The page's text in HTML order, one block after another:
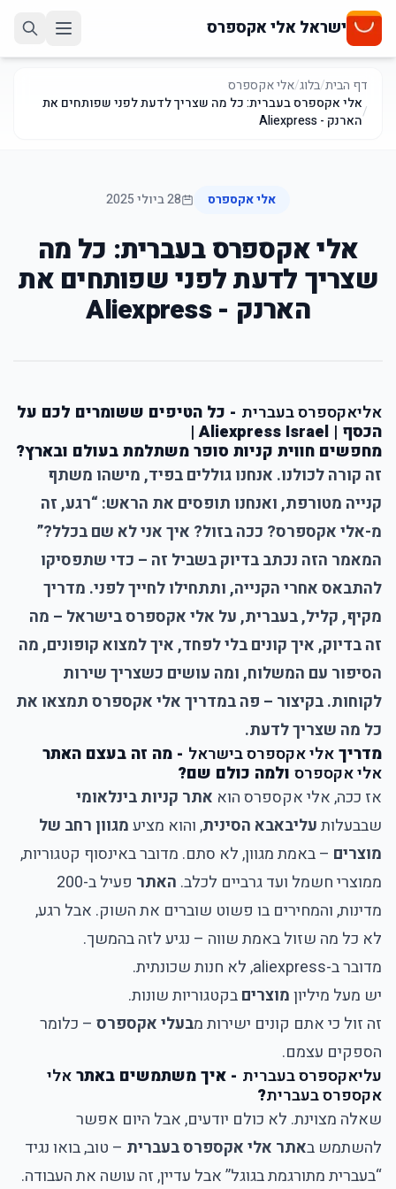
ישראל אלי אקספרס
דף הבית/בלוג/אלי אקספרס
/אלי אקספרס בעברית: כל מה שצריך לדעת לפני שפותחים את
הארנק - Aliexpress
אלי אקספרס 28 ביולי 2025
אלי אקספרס בעברית: כל מה
שצריך לדעת לפני שפותחים את
הארנק - Aliexpress
אליאקספרס בעברית - כל הטיפים ששומרים לכם על
הכסף | Aliexpress Israel |
מחפשים חווית קניות סופר משתלמת בעולם ובארץ?
זה קורה לכולנו. אנחנו גוללים בפיד, מישהו משתף
קנייה מטורפת, ואנחנו תופסים את הראש: “רגע, זה
מ-אלי אקספרס? ככה בזול? איך אני לא שם בכלל?”
המאמר הזה נכתב בדיוק בשביל זה – כדי שתפסיקו
להתבאס אחרי הקנייה, ותתחילו לחייך לפני. מדריך
מקיף, קליל, בעברית, על אלי אקספרס בישראל – מה
זה בדיוק, איך קונים בלי לפחד, איך למצוא קופונים, מה
הסיפור עם המשלוח, ומה עושים כשצריך שירות
לקוחות. בקיצור – פה במדריך אלי אקספרס תמצאו את
כל מה שצריך לדעת.
מדריךאלי אקספרס בישראל - מה זה בעצם האתר
אלי אקספרס ולמה כולם שם?
אז ככה,אלי אקספרסהוא אתר קניות בינלאומי
שבבעלותעליבאבא הסינית, והוא מציעמגוון רחב של
מוצרים – באמת מגוון, לא סתם. מדובר באינסוף קטגוריות,
ממוצרי חשמל ועד גרביים לכלב. האתר
פעיל ב-200
מדינות, והמחירים בו פשוט שוברים את השוק. אבל רגע,
לא כל מה שזול באמת שווה – נגיע לזה בהמשך.
מדובר ב-aliexpress, לא חנות שכונתית.
יש מעל מיליוןמוצריםבקטגוריות שונות.
זה זול כי אתם קונים ישירות מבעלי אקספרס – כלומר
הספקים עצמם.
עליאקספרס בעברית - איך משתמשים באתראלי
אקספרס בעברית?
שאלה מצוינת. לא כולם יודעים, אבל היום אפשר
להשתמש באתר אלי אקספרס בעברית – טוב, בואו נגיד
“בעברית מתורגמת בגוגל” אבל עדיין, זה עושה את העבודה.